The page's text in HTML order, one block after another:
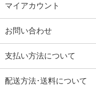
マイアカウント
お問い合わせ
支払い方法について
配送方法･送料について